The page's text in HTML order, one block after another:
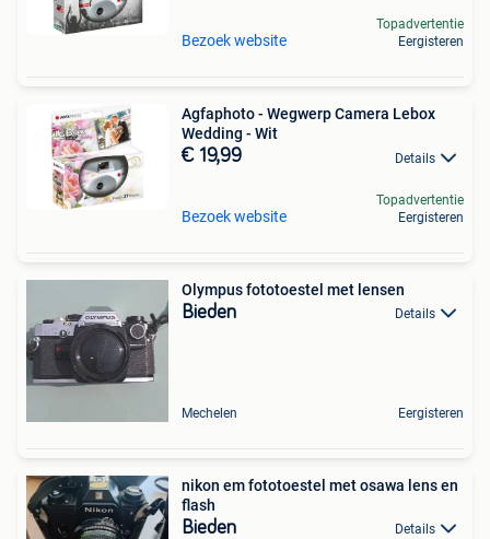
Bezoek website
Topadvertentie
Eergisteren
Agfaphoto - Wegwerp Camera Lebox
Wedding - Wit
€ 19,99 Details
Bezoek website
Topadvertentie
Eergisteren
Olympus fototoestel met lensen
Bieden Details
Mechelen Eergisteren
nikon em fototoestel met osawa lens en
flash
Bieden Details